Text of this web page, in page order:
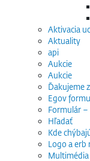
Aktivacia
Aktuality
api
Aukcie
Aukcie
Ďakujeme
Egov
Formulár
Hľadať
Kde
Logo a erb
Multimédia